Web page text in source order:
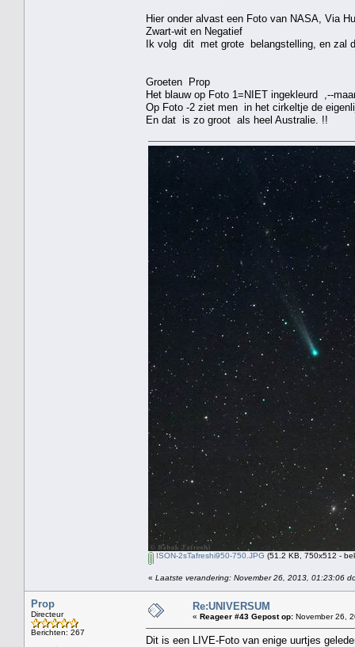
Hier onder alvast een Foto van NASA, Via
Zwart-wit en Negatief
Ik volg dit met grote belangstelling, en zal
Groeten Prop
Het blauw op Foto 1=NIET ingekleurd ,--
Op Foto -2 ziet men in het cirkeltje de
En dat is zo groot als heel Australie. !!
ISON-2sTafreshi950-750.JPG (51.2 KB, 750x512 -
« Laatste verandering: November 26, 2013, 01:23:06
Prop
Directeur
Berichten: 267
Re:UNIVERSUM
« Reageer #43 Gepost op: November 26,
Dit is een LIVE-Foto van enige uurtjes